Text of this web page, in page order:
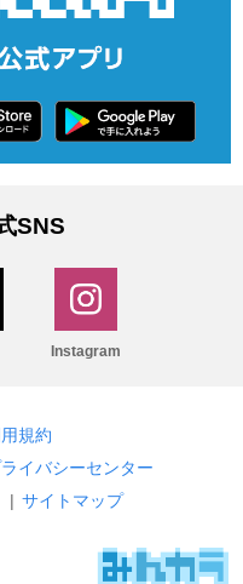
SNS
Instagram
規約
イバシーセンター
| サイトマップ